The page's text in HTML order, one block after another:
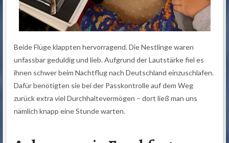
Beide Flüge klappten hervorragend. Die Nestlinge waren
unfassbar geduldig und lieb. Aufgrund der Lautstärke fiel es
ihnen schwer beim Nachtflug nach Deutschland einzuschlafen.
Dafür benötigten sie bei der Passkontrolle auf dem Weg
zurück extra viel Durchhaltevermögen – dort ließ man uns
nämlich knapp eine Stunde warten.